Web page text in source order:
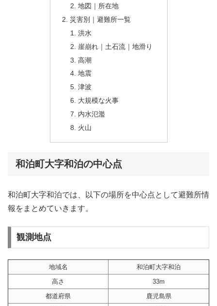
地図｜所在地
災害別｜避難所一覧
洪水
崖崩れ｜土石流｜地滑り
高潮
地震
津波
大規模な火事
内水氾濫
火山
和泊町大字和泊の中心点
和泊町大字和泊では、以下の場所を中心点として避難所情
報をまとめていきます。
観測地点
地域名
和泊町大字和泊
高さ
33m
都道府県
鹿児島県